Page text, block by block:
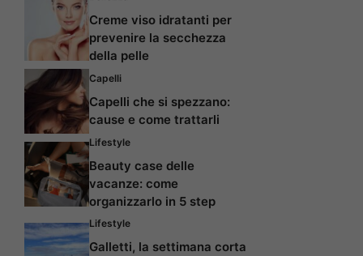
Creme viso idratanti per
prevenire la secchezza
della pelle
Capelli
Capelli che si spezzano:
cause e come trattarli
Lifestyle
Beauty case delle
vacanze: come
organizzarlo in 5 step
Lifestyle
Galletti, la settimana corta